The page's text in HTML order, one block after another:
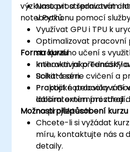
výzkumu prostřednictvím
notebooků.
Nastavit a spravovat
v Pythonu pomocí
Využívat GPU i TPU k
Optimalizovat pracovní
strojového učení s
knihoven jako
Scikit-learn.
Propojit notebooky s
dalšími externími zdroji
na projektech.
Forma kurzu
Interaktivní přednášky a
Bohatá série cvičení a
Praktické procvičování
laboratorním prostředí.
Možnosti přizpůsobení kurzu
Chcete-li si vyžádat
míru, kontaktujte nás a
detaily.